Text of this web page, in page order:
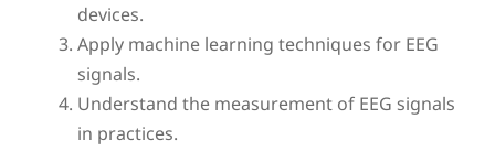
devices.
Apply machine learning techniques for EEG
signals.
Understand the measurement of EEG signals
in practices.